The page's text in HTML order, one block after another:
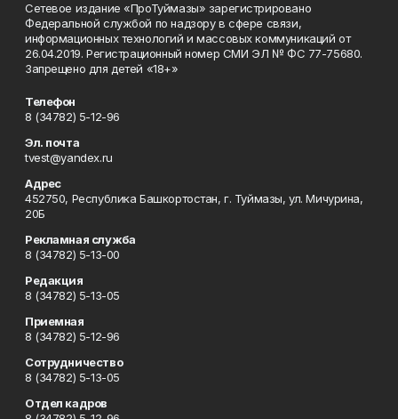
Сетевое издание «ПроТуймазы» зарегистрировано
Федеральной службой по надзору в сфере связи,
информационных технологий и массовых коммуникаций от
26.04.2019. Регистрационный номер СМИ ЭЛ № ФС 77-75680.
Запрещено для детей «18+»
Телефон
8 (34782) 5-12-96
Эл. почта
tvest@yandex.ru
Адрес
452750, Республика Башкортостан, г. Туймазы, ул. Мичурина,
20Б
Рекламная служба
8 (34782) 5-13-00
Редакция
8 (34782) 5-13-05
Приемная
8 (34782) 5-12-96
Сотрудничество
8 (34782) 5-13-05
Отдел кадров